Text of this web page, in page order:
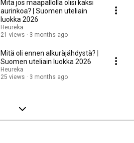
Mitä jos maapallolla olisi kaksi
aurinkoa? | Suomen uteliain
luokka 2026
Heureka
21 views
3 months ago
Mitä oli ennen alkuräjähdystä? |
Suomen uteliain luokka 2026
Heureka
25 views
3 months ago